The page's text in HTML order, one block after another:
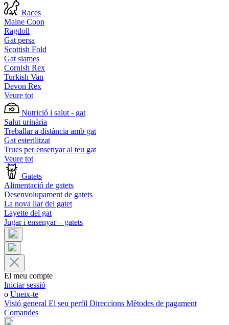
Races
Maine Coon
Ragdoll
Gat persa
Scottish Fold
Gat siames
Cornish Rex
Turkish Van
Devon Rex
Veure tot
Nutrició i salut - gat
Salut urinària
Treballar a distància amb gat
Gat esterilitzat
Trucs per ensenyar al teu gat
Veure tot
Gatets
Alimentació de gatets
Desenvolupament de gatets
La nova llar del gatet
Layette del gat
Jugar i ensenyar – gatets
El meu compte
Iniciar sessió
o Uneix-te
Visió general El seu perfil Direccions Mètodes de pagament
Comandes